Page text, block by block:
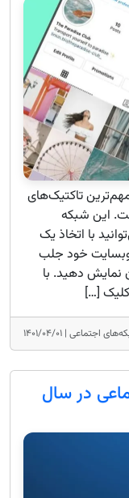
مهم‌ترین تاکتیک‌های
این شبکه
با اتخاذ یک
وبسایت خود جلب
نمایش دهید. با
کلیک […]
اجتماعی | ۱۴۰۱/۰۴/۰۱
در سال